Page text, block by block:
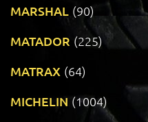
MARSHAL (90)
MATADOR (225)
MATRAX (64)
MICHELIN (1004)